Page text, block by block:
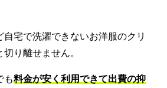
自宅で洗濯できないお洋服のクリ
り離せません。
も料金が安く利用できて出費の抑